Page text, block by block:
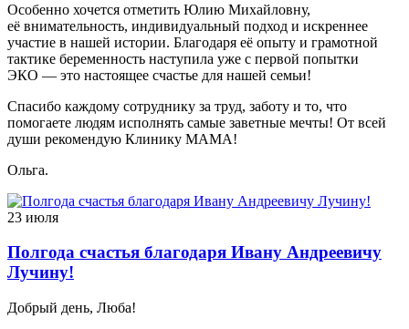
Особенно хочется отметить Юлию Михайловну,
её внимательность, индивидуальный подход и искреннее
участие в нашей истории. Благодаря её опыту и грамотной
тактике беременность наступила уже с первой попытки
ЭКО — это настоящее счастье для нашей семьи!
Спасибо каждому сотруднику за труд, заботу и то, что
помогаете людям исполнять самые заветные мечты! От всей
души рекомендую Клинику МАМА!
Ольга.
23 июля
Полгода счастья благодаря Ивану Андреевичу
Лучину!
Добрый день, Люба!